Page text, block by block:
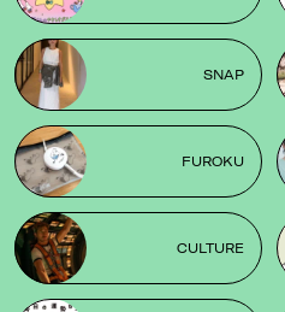
SNAP
FUROKU
CULTURE